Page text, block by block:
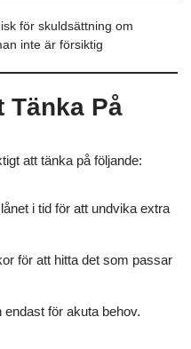
för skuldsättning om
inte är försiktig
Tänka På
att tänka på följande:
i tid för att undvika extra
för att hitta det som passar
för akuta behov.